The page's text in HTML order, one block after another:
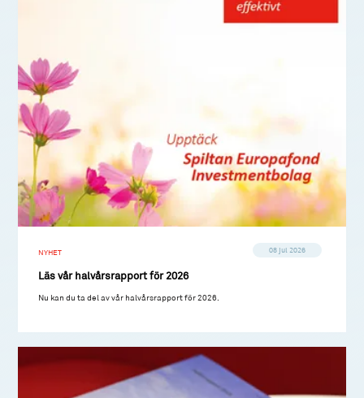
NYHET 08 jul 2026
Läs vår halvårsrapport för 2026
Nu kan du ta del av vår halvårsrapport för 2026.